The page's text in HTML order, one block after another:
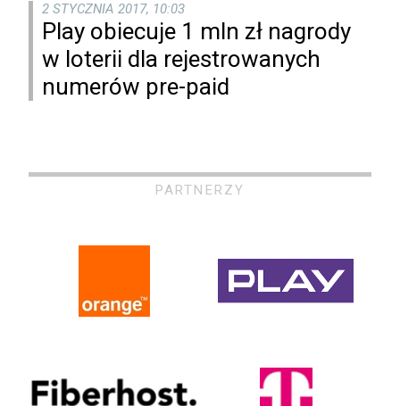
2 STYCZNIA 2017, 10:03
Play obiecuje 1 mln zł nagrody
w loterii dla rejestrowanych
numerów pre-paid
PARTNERZY